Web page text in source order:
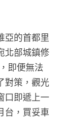
亞的首都里
北部城鎮修
即便無法
對策，觀光
口即遞上一
台，買妥車